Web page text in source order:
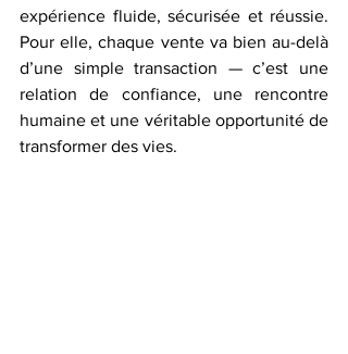
expérience fluide, sécurisée et réussie.
Pour elle, chaque vente va bien au-delà
d’une simple transaction — c’est une
relation de confiance, une rencontre
humaine et une véritable opportunité de
transformer des vies.